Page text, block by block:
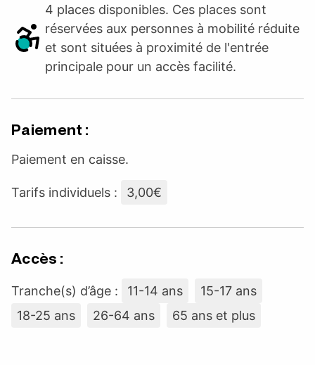
4 places disponibles. Ces places sont
réservées aux personnes à mobilité réduite
et sont situées à proximité de l'entrée
principale pour un accès facilité.
Paiement :
Paiement en caisse.
Tarifs individuels : 3,00€
Accès :
Tranche(s) d’âge : 11-14 ans
15-17 ans
18-25 ans
26-64 ans 65 ans et plus